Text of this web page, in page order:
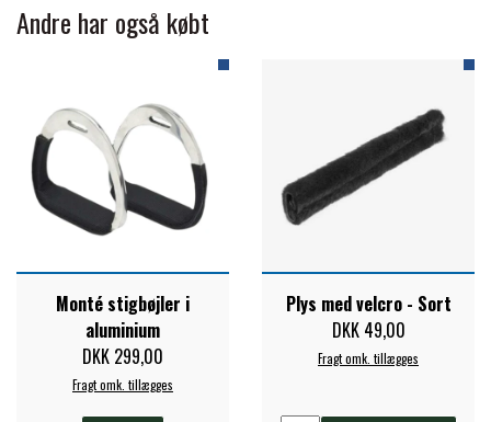
PREMIER EQUINE RYTTER
NAF
PHARMACARE
PREMIER EQUINE
RACING TACK
Andre har også købt
Monté stigbøjler i
aluminium
DKK 299,00
Fragt omk. tillægges
Plys med velcro - Sort
DKK 49,00
Fragt omk. tillægges